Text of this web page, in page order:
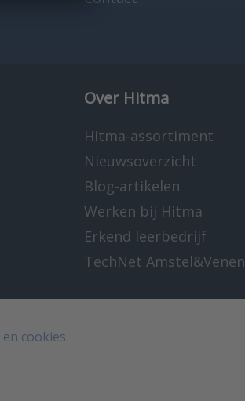
Over Hitma
Hitma-assortiment
Nieuwsoverzicht
Blog-artikelen
Werken bij Hitma
Erkend leerbedrijf
TechNet Amstel&Venen
en cookies